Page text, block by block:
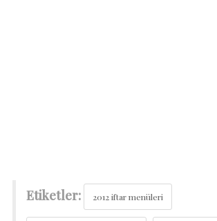
Etiketler: 2012 iftar menüleri